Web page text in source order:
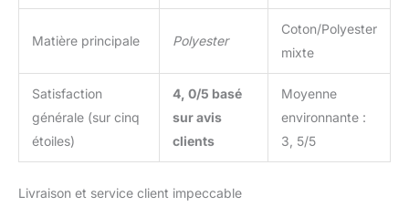
Matière principale Polyester
Coton/Polyester
mixte
Satisfaction
générale (sur cinq
étoiles)
4, 0/5 basé
sur avis
clients
Moyenne
environnante :
3, 5/5
Livraison et service client impeccable